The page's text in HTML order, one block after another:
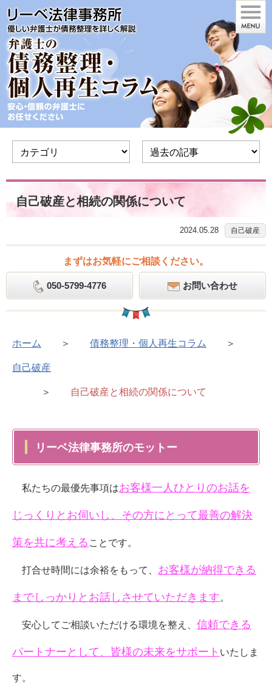
自己破産と相続の関係について
2024.05.28 自己破産
まずはお気軽にご相談ください。
050-5799-4776 お問い合わせ
ホーム ＞ 債務整理・個人再生コラム ＞
自己破産
＞ 自己破産と相続の関係について
リーベ法律事務所のモットー
私たちの最優先事項はお客様一人ひとりのお話を
じっくりとお伺いし、その方にとって最善の解決
策を共に考える ことです。
打合せ時間には余裕をもって、 お客様が納得できる
までしっかりとお話しさせていただきます。
安心してご相談いただける環境を整え、 信頼できる
パートナーとして、皆様の未来をサポート いたしま
す。